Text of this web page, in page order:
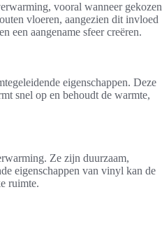
vooral wanneer gekozen
vloeren, aangezien dit invloed
een aangename sfeer creëren.
eigenschappen. Deze
snel op en behoudt de warmte,
Ze zijn duurzaam,
eigenschappen van vinyl kan de
ruimte.